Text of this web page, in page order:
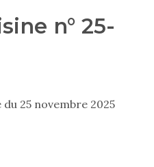
n° 25-
25 novembre 2025